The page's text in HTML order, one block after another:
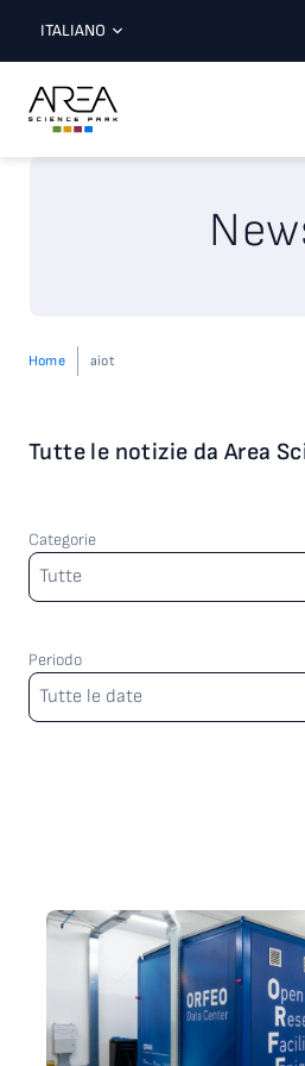
ITALIANO
Home aiot
Tutte le notizie da Area
Categorie
Categorie
Tutte
Periodo
Periodo
Tutte le date